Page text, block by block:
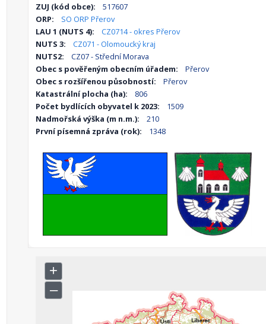
ZUJ (kód obce):
517607
ORP:
SO ORP Přerov
LAU 1 (NUTS 4):
CZ0714 - okres Přerov
NUTS 3:
CZ071 - Olomoucký kraj
NUTS2:
CZ07 - Střední Morava
Obec s pověřeným obecním úřadem:
Přerov
Obec s rozšířenou působností:
Přerov
Katastrální plocha (ha):
806
Počet bydlících obyvatel k 2023:
1509
Nadmořská výška (m n.m.):
210
První písemná zpráva (rok):
1348